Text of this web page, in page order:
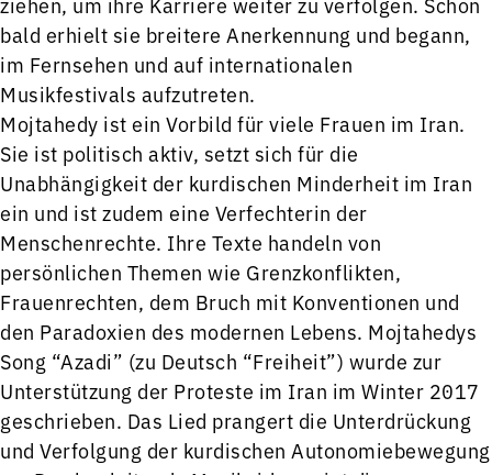
bald erhielt sie breitere Anerkennung und begann,
im Fernsehen und auf internationalen
Musikfestivals aufzutreten.
Mojtahedy ist ein Vorbild für viele Frauen im Iran.
Sie ist politisch aktiv, setzt sich für die
Unabhängigkeit der kurdischen Minderheit im Iran
ein und ist zudem eine Verfechterin der
Menschenrechte. Ihre Texte handeln von
persönlichen Themen wie Grenzkonflikten,
Frauenrechten, dem Bruch mit Konventionen und
den Paradoxien des modernen Lebens. Mojtahedys
Song “Azadi” (zu Deutsch “Freiheit”) wurde zur
Unterstützung der Proteste im Iran im Winter 2017
geschrieben. Das Lied prangert die Unterdrückung
und Verfolgung der kurdischen Autonomiebewegung